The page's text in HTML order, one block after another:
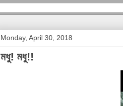
Monday, April 30, 2018
মধু! মধু!!